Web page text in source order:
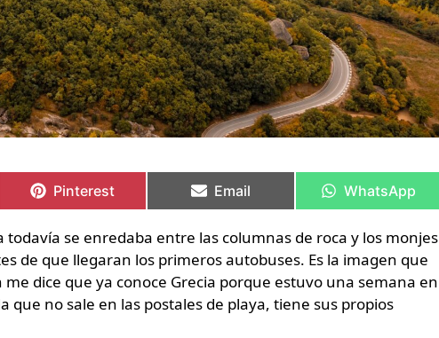
en
Pinterest
en
Email
en
WhatsApp
se enredaba entre las columnas de roca y los monjes
de que llegaran los primeros autobuses. Es la imagen que
dice que ya conoce Grecia porque estuvo una semana en
que no sale en las postales de playa, tiene sus propios
en
en
en